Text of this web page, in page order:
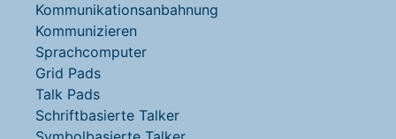
Kommunikationsanbahnung
Kommunizieren
Sprachcomputer
Grid Pads
Talk Pads
Schriftbasierte Talker